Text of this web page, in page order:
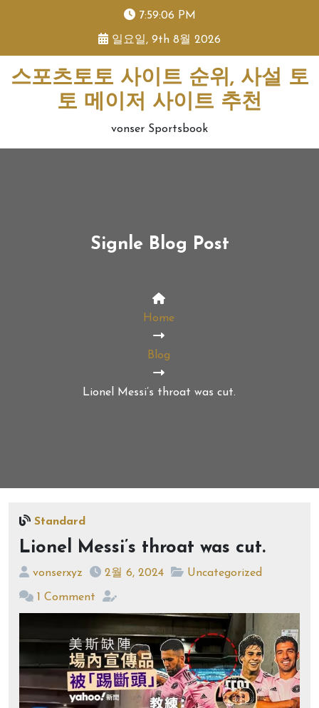
7:59:07 PM
일요일, 9th 8월 2026
스포츠토토 사이트 순위, 사설 토
토 메이저 사이트 추천
vonser Sportsbook
Signle Blog Post
Home
Blog
Lionel Messi’s throat was cut.
Standard
Lionel Messi’s throat was cut.
vonserxyz 2월 6, 2024 Uncategorized
1 Comment